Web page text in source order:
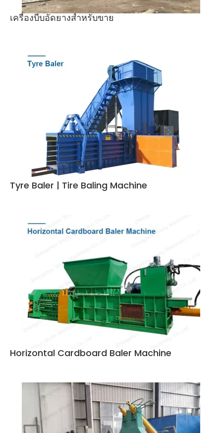
เครื่องบีบอัดยางสำหรับขาย
Tyre Baler | Tire Baling Machine
Horizontal Cardboard Baler Machine